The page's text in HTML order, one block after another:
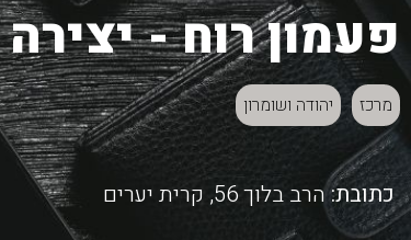
פעמון רוח -
מרכז יהודה ושומרון
כתובת:הרב בלוך 56, קרית יערים